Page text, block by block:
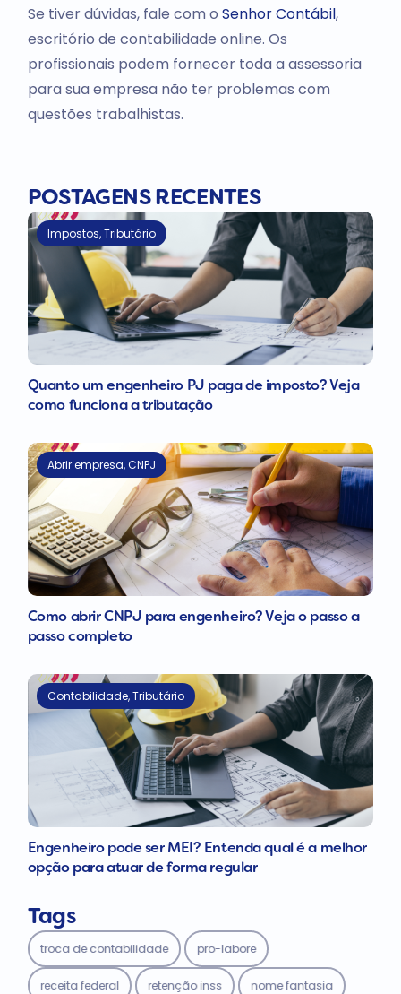
Se tiver dúvidas, fale com o Senhor Contábil,
escritório de contabilidade online. Os
profissionais podem fornecer toda a assessoria
para sua empresa não ter problemas com
questões trabalhistas.
POSTAGENS RECENTES
Impostos,Tributário
Quanto um engenheiro PJ paga de imposto? Veja
como funciona a tributação
Abrir empresa,CNPJ
Como abrir CNPJ para engenheiro? Veja o passo a
passo completo
Contabilidade,Tributário
Engenheiro pode ser MEI? Entenda qual é a melhor
opção para atuar de forma regular
Tags
troca de contabilidade pro-labore
receita federal retenção inss nome fantasia